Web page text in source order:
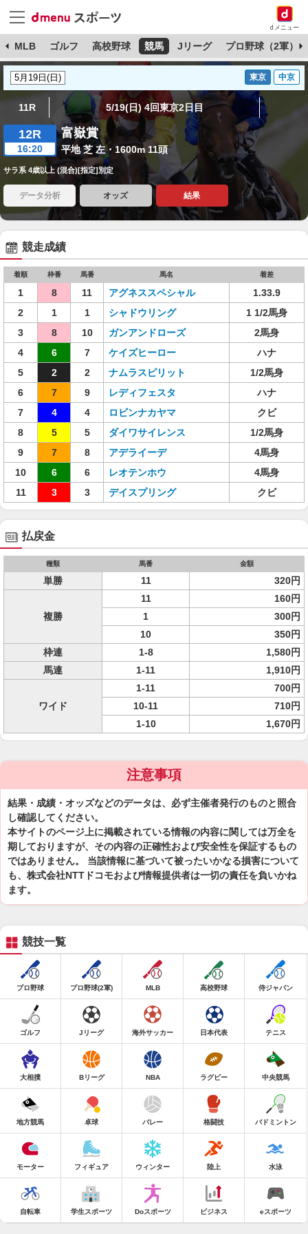
dメニュー
MLB ゴルフ 高校野球 競馬 Jリーグ プロ野球（2軍）
東京 中京
11R 5/19(日) 4回東京2日目
12R
16:20
富嶽賞
平地 芝 左・1600m 11頭
サラ系 4歳以上 (混合)[指定]別定
データ分析 オッズ 結果
競走成績
着順 枠番 馬番 馬名 着差
1 8 11 アグネススペシャル
1.33.9
2
1 1 シャドウリング
1 1/2馬身
3
8 10 ガンアンドローズ
2馬身
4
6 7 ケイズヒーロー
ハナ
5
2 2 ナムラスピリット
1/2馬身
6
7 9 レディフェスタ
ハナ
7
4 4 ロビンナカヤマ
クビ
8
5 5 ダイワサイレンス
1/2馬身
9
7 8 アデライーデ
4馬身
10
6 6 レオテンホウ
4馬身
11
3 3 デイスプリング クビ
払戻金
種類 馬番 金額
単勝 11 320円
複勝
11
160円
1
300円
10
350円
枠連
1-8
1,580円
馬連
1-11 1,910円
ワイド
1-11
700円
10-11
710円
1-10
1,670円
注意事項
結果・成績・オッズなどのデータは、必ず主催者発行のものと照合
し確認してください。
本サイトのページ上に掲載されている情報の内容に関しては万全を
期しておりますが、その内容の正確性および安全性を保証するもの
ではありません。 当該情報に基づいて被ったいかなる損害について
も、株式会社NTTドコモおよび情報提供者は一切の責任を負いかね
ます。
競技一覧
プロ野球 プロ野球(2軍) MLB 高校野球 侍ジャパン
ゴルフ Jリーグ 海外サッカー 日本代表 テニス
大相撲 Bリーグ NBA ラグビー 中央競馬
地方競馬 卓球 バレー 格闘技 バドミントン
モーター フィギュア ウィンター 陸上 水泳
自転車 学生スポーツ Doスポーツ ビジネス eスポーツ